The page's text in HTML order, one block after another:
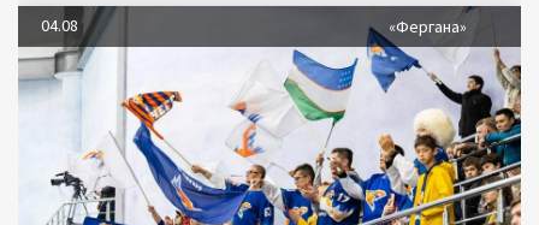
04.08 «Фергана»